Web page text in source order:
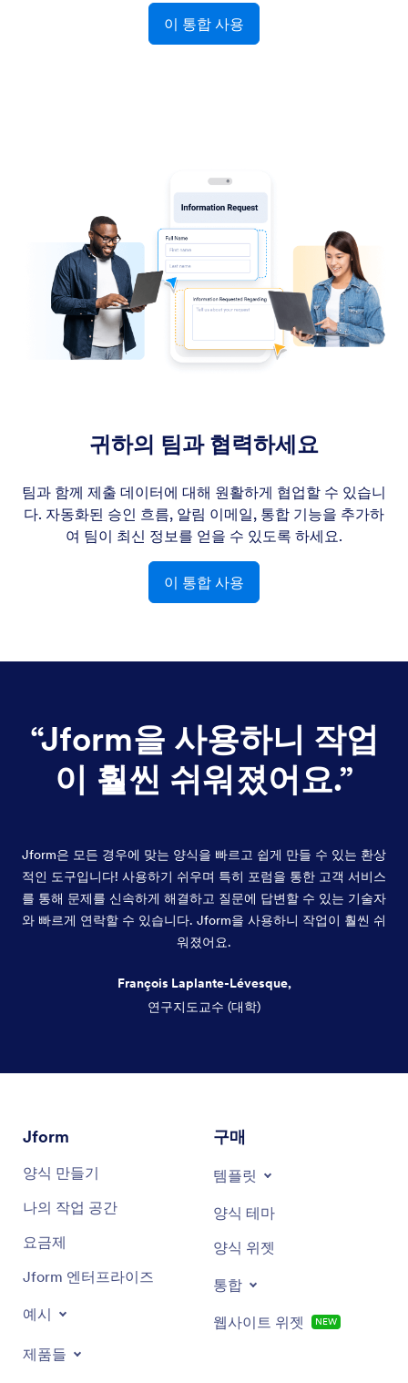
이 통합 사용
귀하의 팀과 협력하세요
팀과 함께 제출 데이터에 대해 원활하게 협업할 수 있습니
다. 자동화된 승인 흐름, 알림 이메일, 통합 기능을 추가하
여 팀이 최신 정보를 얻을 수 있도록 하세요.
이 통합 사용
“Jform을 사용하니 작업
이 훨씬 쉬워졌어요.”
Jform은 모든 경우에 맞는 양식을 빠르고 쉽게 만들 수 있는 환상
적인 도구입니다! 사용하기 쉬우며 특히 포럼을 통한 고객 서비스
를 통해 문제를 신속하게 해결하고 질문에 답변할 수 있는 기술자
와 빠르게 연락할 수 있습니다. Jform을 사용하니 작업이 훨씬 쉬
워졌어요.
François Laplante-Lévesque,
연구지도교수 (대학)
Jform
양식 만들기
나의 작업 공간
요금제
Jform 엔터프라이즈
예시
제품들
구매
템플릿
양식 테마
양식 위젯
통합
웹사이트 위젯 NEW